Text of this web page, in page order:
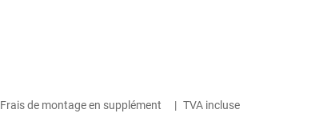
Frais de montage en supplément | TVA incluse